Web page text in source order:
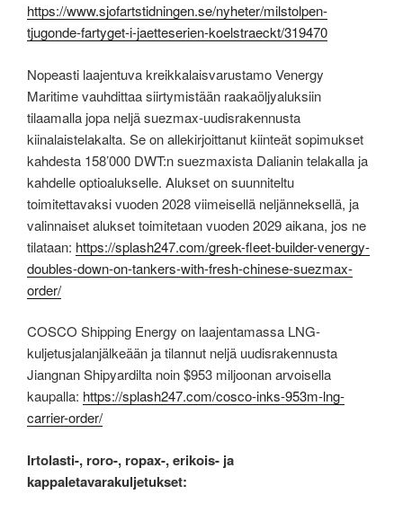
https://www.sjofartstidningen.se/nyheter/milstolpen-
tjugonde-fartyget-i-jaetteserien-koelstraeckt/319470
Nopeasti laajentuva kreikkalaisvarustamo Venergy
Maritime vauhdittaa siirtymistään raakaöljyaluksiin
tilaamalla jopa neljä suezmax-uudisrakennusta
kiinalaistelakalta. Se on allekirjoittanut kiinteät sopimukset
kahdesta 158’000 DWT:n suezmaxista Dalianin telakalla ja
kahdelle optioalukselle. Alukset on suunniteltu
toimitettavaksi vuoden 2028 viimeisellä neljänneksellä, ja
valinnaiset alukset toimitetaan vuoden 2029 aikana, jos ne
tilataan: https://splash247.com/greek-fleet-builder-venergy-
doubles-down-on-tankers-with-fresh-chinese-suezmax-
order/
COSCO Shipping Energy on laajentamassa LNG-
kuljetusjalanjälkeään ja tilannut neljä uudisrakennusta
Jiangnan Shipyardilta noin $953 miljoonan arvoisella
kaupalla: https://splash247.com/cosco-inks-953m-lng-
carrier-order/
Irtolasti-, roro-, ropax-, erikois- ja
kappaletavarakuljetukset: